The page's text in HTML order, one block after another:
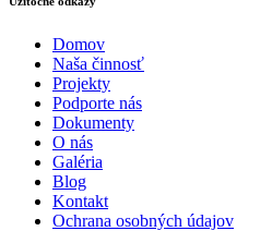
Domov
Naša činnosť
Projekty
Podporte nás
Dokumenty
O nás
Galéria
Blog
Kontakt
Ochrana osobných údajov